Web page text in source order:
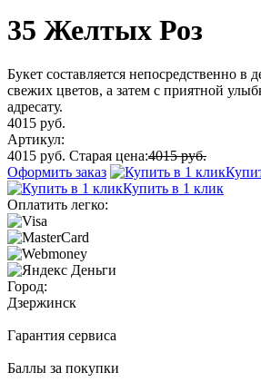
35 Желтых Роз
Букет составляется непосредственно в
свежих цветов, а затем с приятной
адресату.
4015 руб.
Артикул:
4015 руб. Старая цена:4015 руб.
Оформить заказ
Купить в 1 клик
Оплатить легко:
Город:
Дзержинск
Гарантия сервиса
Баллы за покупки